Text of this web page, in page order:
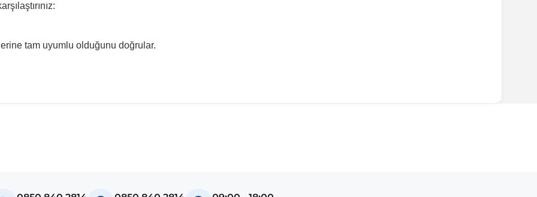
tam uyumlu olduğunu doğrular.